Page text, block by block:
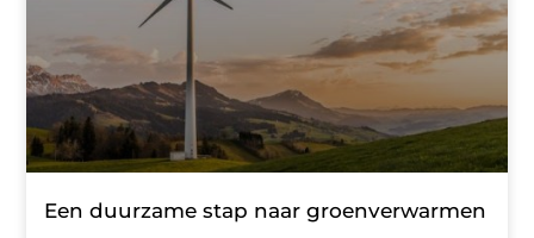
Een duurzame stap naar groenverwarmen